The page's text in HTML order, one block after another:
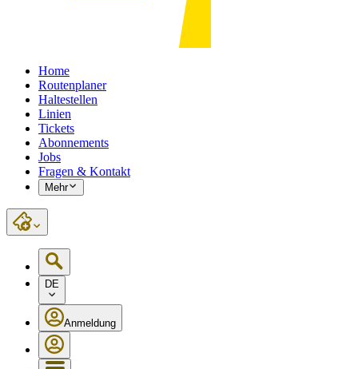
Home
Routenplaner
Haltestellen
Linien
Tickets
Abonnements
Jobs
Fragen & Kontakt
Mehr
DE
Anmeldung